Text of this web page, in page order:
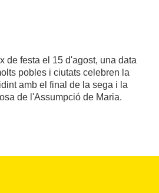
de festa el 15 d'agost, una data
pobles i ciutats celebren la
amb el final de la sega i la
de l'Assumpció de Maria.